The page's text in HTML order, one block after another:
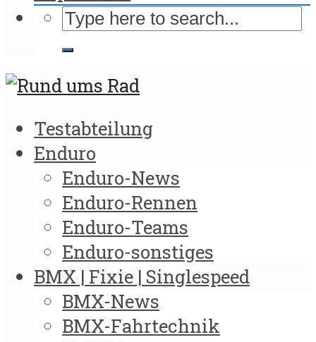
Testabteilung
Enduro
Enduro-News
Enduro-Rennen
Enduro-Teams
Enduro-sonstiges
BMX | Fixie | Singlespeed
BMX-News
BMX-Fahrtechnik